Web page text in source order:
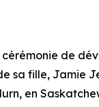
cérémonie de
sa fille, Jamie
en